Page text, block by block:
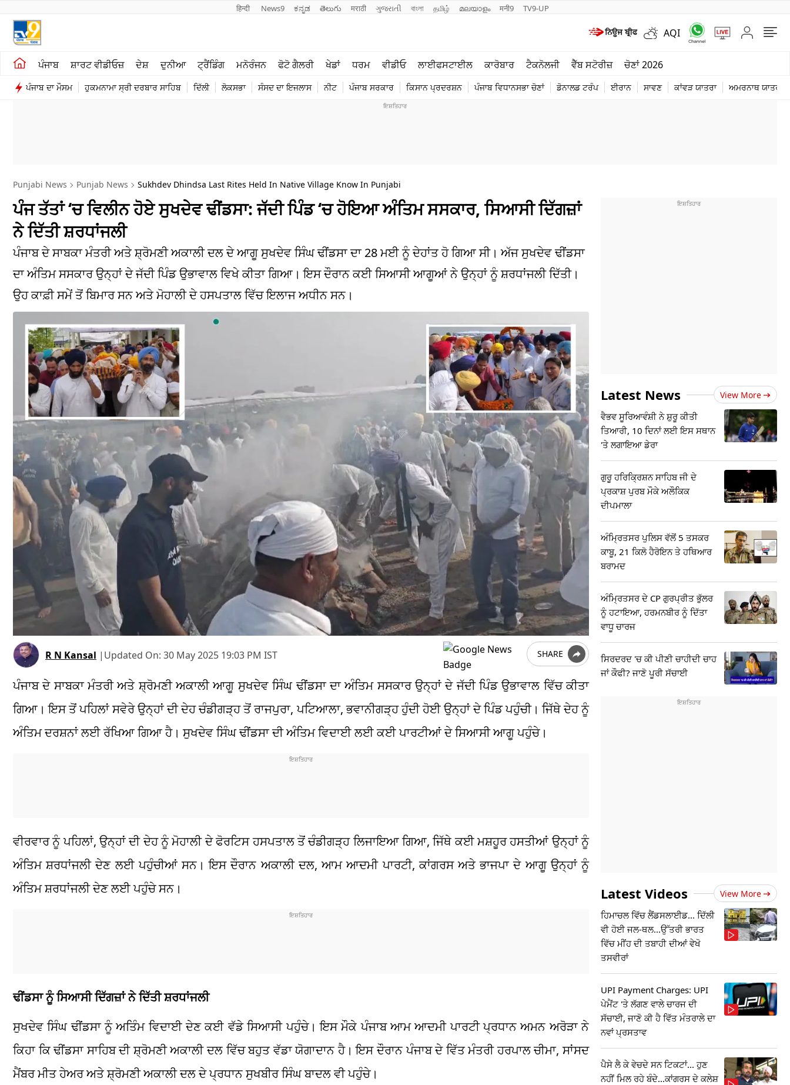
हिन्दी News9 ಕನ್ನಡ తెలుగు मराठी ગુજરાતી বাংলা தமிழ் മലയാളം मनी9 TV9-UP
AQI
ਪੰਜਾਬ ਸ਼ਾਰਟ ਵੀਡੀਓਜ਼ ਦੇਸ਼ ਦੁਨੀਆ ਟ੍ਰੈਂਡਿੰਗ ਮਨੋਰੰਜਨ ਫੋਟੋ ਗੈਲਰੀ ਖੇਡਾਂ ਧਰਮ ਵੀਡੀਓ ਲਾਈਫਸਟਾਈਲ ਕਾਰੋਬਾਰ ਟੈਕਨੋਲਜੀ ਵੈੱਬ ਸਟੋਰੀਜ਼ ਚੋਣਾਂ 2026
ਪੰਜਾਬ ਦਾ ਮੌਸਮ ਹੁਕਮਨਾਮਾ ਸ੍ਰੀ ਦਰਬਾਰ ਸਾਹਿਬ ਦਿੱਲੀ ਲੋਕਸਭਾ ਸੰਸਦ ਦਾ ਇਜਲਾਸ ਨੀਟ ਪੰਜਾਬ ਸਰਕਾਰ ਕਿਸਾਨ ਪ੍ਰਦਰਸ਼ਨ ਪੰਜਾਬ ਵਿਧਾਨਸਭਾ ਚੋਣਾਂ ਡੋਨਾਲਡ ਟਰੰਪ ਈਰਾਨ ਸਾਵਣ ਕਾਂਵੜ ਯਾਤਰਾ ਅਮਰਨਾਥ ਯਾਤਰਾ
ਖੇਤੀਬਾੜੀ
ਸ਼ਾਰਟ ਵੀਡੀਓਜ਼
ਮਨੋਰੰਜਨ
ਪੰਜਾਬ
ਟੈਕਨੋਲਜੀ
ਦੁਨੀਆ
Punjabi News Punjab News Sukhdev Dhindsa Last Rites Held In Native Village Know In Punjabi
ਪੰਜ ਤੱਤਾਂ ‘ਚ ਵਿਲੀਨ ਹੋਏ ਸੁਖਦੇਵ ਢੀਂਡਸਾ: ਜੱਦੀ ਪਿੰਡ ‘ਚ ਹੋਇਆ ਅੰਤਿਮ ਸਸਕਾਰ, ਸਿਆਸੀ ਦਿੱਗਜ਼ਾਂ
ਨੇ ਦਿੱਤੀ ਸ਼ਰਧਾਂਜਲੀ
ਪੰਜਾਬ ਦੇ ਸਾਬਕਾ ਮੰਤਰੀ ਅਤੇ ਸ਼੍ਰੋਮਣੀ ਅਕਾਲੀ ਦਲ ਦੇ ਆਗੂ ਸੁਖਦੇਵ ਸਿੰਘ ਢੀਂਡਸਾ ਦਾ 28 ਮਈ ਨੂੰ ਦੇਹਾਂਤ ਹੋ ਗਿਆ ਸੀ। ਅੱਜ ਸੁਖਦੇਵ ਢੀਂਡਸਾ
ਦਾ ਅੰਤਿਮ ਸਸਕਾਰ ਉਨ੍ਹਾਂ ਦੇ ਜੱਦੀ ਪਿੰਡ ਉਭਾਵਾਲ ਵਿਖੇ ਕੀਤਾ ਗਿਆ। ਇਸ ਦੌਰਾਨ ਕਈ ਸਿਆਸੀ ਆਗੂਆਂ ਨੇ ਉਨ੍ਹਾਂ ਨੂੰ ਸ਼ਰਧਾਂਜਲੀ ਦਿੱਤੀ।
ਉਹ ਕਾਫ਼ੀ ਸਮੇਂ ਤੋਂ ਬਿਮਾਰ ਸਨ ਅਤੇ ਮੋਹਾਲੀ ਦੇ ਹਸਪਤਾਲ ਵਿੱਚ ਇਲਾਜ ਅਧੀਨ ਸਨ।
R N Kansal | Updated On: 30 May 2025 19:03 PM IST SHARE
ਪੰਜਾਬ ਦੇ ਸਾਬਕਾ ਮੰਤਰੀ ਅਤੇ ਸ਼੍ਰੋਮਣੀ ਅਕਾਲੀ ਆਗੂ ਸੁਖਦੇਵ ਸਿੰਘ ਢੀਂਡਸਾ ਦਾ ਅੰਤਿਮ ਸਸਕਾਰ ਉਨ੍ਹਾਂ ਦੇ ਜੱਦੀ ਪਿੰਡ ਉਭਾਵਾਲ ਵਿੱਚ ਕੀਤਾ
ਗਿਆ। ਇਸ ਤੋਂ ਪਹਿਲਾਂ ਸਵੇਰੇ ਉਨ੍ਹਾਂ ਦੀ ਦੇਹ ਚੰਡੀਗੜ੍ਹ ਤੋਂ ਰਾਜਪੁਰਾ, ਪਟਿਆਲਾ, ਭਵਾਨੀਗੜ੍ਹ ਹੁੰਦੀ ਹੋਈ ਉਨ੍ਹਾਂ ਦੇ ਪਿੰਡ ਪਹੁੰਚੀ। ਜਿੱਥੇ ਦੇਹ ਨੂੰ
ਅੰਤਿਮ ਦਰਸ਼ਨਾਂ ਲਈ ਰੱਖਿਆ ਗਿਆ ਹੈ। ਸੁਖਦੇਵ ਸਿੰਘ ਢੀਂਡਸਾ ਦੀ ਅੰਤਿਮ ਵਿਦਾਈ ਲਈ ਕਈ ਪਾਰਟੀਆਂ ਦੇ ਸਿਆਸੀ ਆਗੂ ਪਹੁੰਚੇ।
ਵੀਰਵਾਰ ਨੂੰ ਪਹਿਲਾਂ, ਉਨ੍ਹਾਂ ਦੀ ਦੇਹ ਨੂੰ ਮੋਹਾਲੀ ਦੇ ਫੋਰਟਿਸ ਹਸਪਤਾਲ ਤੋਂ ਚੰਡੀਗੜ੍ਹ ਲਿਜਾਇਆ ਗਿਆ, ਜਿੱਥੇ ਕਈ ਮਸ਼ਹੂਰ ਹਸਤੀਆਂ ਉਨ੍ਹਾਂ ਨੂੰ
ਅੰਤਿਮ ਸ਼ਰਧਾਂਜਲੀ ਦੇਣ ਲਈ ਪਹੁੰਚੀਆਂ ਸਨ। ਇਸ ਦੌਰਾਨ ਅਕਾਲੀ ਦਲ, ਆਮ ਆਦਮੀ ਪਾਰਟੀ, ਕਾਂਗਰਸ ਅਤੇ ਭਾਜਪਾ ਦੇ ਆਗੂ ਉਨ੍ਹਾਂ ਨੂੰ
ਅੰਤਿਮ ਸ਼ਰਧਾਂਜਲੀ ਦੇਣ ਲਈ ਪਹੁੰਚੇ ਸਨ।
ਢੀਂਡਸਾ ਨੂੰ ਸਿਆਸੀ ਦਿੱਗਜ਼ਾਂ ਨੇ ਦਿੱਤੀ ਸ਼ਰਧਾਂਜਲੀ
ਸੁਖਦੇਵ ਸਿੰਘ ਢੀਂਡਸਾ ਨੂੰ ਅਤਿੰਮ ਵਿਦਾਈ ਦੇਣ ਕਈ ਵੱਡੇ ਸਿਆਸੀ ਪਹੁੰਚੇ। ਇਸ ਮੌਕੇ ਪੰਜਾਬ ਆਮ ਆਦਮੀ ਪਾਰਟੀ ਪ੍ਰਧਾਨ ਅਮਨ ਅਰੋੜਾ ਨੇ
ਕਿਹਾ ਕਿ ਢੀਂਡਸਾ ਸਾਹਿਬ ਦੀ ਸ਼੍ਰੋਮਣੀ ਅਕਾਲੀ ਦਲ ਵਿੱਚ ਬਹੁਤ ਵੱਡਾ ਯੋਗਾਦਾਨ ਹੈ। ਇਸ ਦੌਰਾਨ ਪੰਜਾਬ ਦੇ ਵਿੱਤ ਮੰਤਰੀ ਹਰਪਾਲ ਚੀਮਾ, ਸਾਂਸਦ
ਮੈਂਬਰ ਮੀਤ ਹੇਅਰ ਅਤੇ ਸ਼੍ਰੋਮਣੀ ਅਕਾਲੀ ਦਲ ਦੇ ਪ੍ਰਧਾਨ ਸੁਖਬੀਰ ਸਿੰਘ ਬਾਦਲ ਵੀ ਪਹੁੰਚੇ।
Latest News View More
ਵੈਭਵ ਸੂਰਿਆਵੰਸ਼ੀ ਨੇ ਸ਼ੁਰੂ ਕੀਤੀ
ਤਿਆਰੀ, 10 ਦਿਨਾਂ ਲਈ ਇਸ ਸਥਾਨ
'ਤੇ ਲਗਾਇਆ ਡੇਰਾ
ਗੁਰੂ ਹਰਿਕ੍ਰਿਸ਼ਨ ਸਾਹਿਬ ਜੀ ਦੇ
ਪ੍ਰਕਾਸ਼ ਪੁਰਬ ਮੌਕੇ ਅਲੌਕਿਕ
ਦੀਪਮਾਲਾ
ਅੰਮ੍ਰਿਤਸਰ ਪੁਲਿਸ ਵੱਲੋਂ 5 ਤਸਕਰ
ਕਾਬੂ, 21 ਕਿਲੋ ਹੈਰੋਇਨ ਤੇ ਹਥਿਆਰ
ਬਰਾਮਦ
ਅੰਮ੍ਰਿਤਸਰ ਦੇ CP ਗੁਰਪ੍ਰੀਤ ਭੁੱਲਰ
ਨੂੰ ਹਟਾਇਆ, ਹਰਮਨਬੀਰ ਨੂੰ ਦਿੱਤਾ
ਵਾਧੂ ਚਾਰਜ
ਸਿਰਦਰਦ 'ਚ ਕੀ ਪੀਣੀ ਚਾਹੀਦੀ ਚਾਹ
ਜਾਂ ਕੌਫੀ? ਜਾਣੋ ਪੂਰੀ ਸੱਚਾਈ
Latest Videos View More
ਹਿਮਾਚਲ ਵਿੱਚ ਲੈਂਡਸਲਾਈਡ... ਦਿੱਲੀ
ਵੀ ਹੋਈ ਜਲ-ਥਲ...ਉੱਤਰੀ ਭਾਰਤ
ਵਿੱਚ ਮੀਂਹ ਦੀ ਤਬਾਹੀ ਦੀਆਂ ਵੇਖੋ
ਤਸਵੀਰਾਂ
UPI Payment Charges: UPI
ਪੇਮੈਂਟ 'ਤੇ ਲੱਗਣ ਵਾਲੇ ਚਾਰਜ ਦੀ
ਸੱਚਾਈ, ਜਾਣੋ ਕੀ ਹੈ ਵਿੱਤ ਮੰਤਰਾਲੇ ਦਾ
ਨਵਾਂ ਪ੍ਰਸਤਾਵ
ਪੈਸੇ ਲੈ ਕੇ ਵੇਚਦੇ ਸਨ ਟਿਕਟਾਂ... ਹੁਣ
ਨਹੀਂ ਮਿਲ ਰਹੇ ਬੰਦੇ...ਕਾਂਗਰਸ ਦੇ ਕਲੇਸ਼